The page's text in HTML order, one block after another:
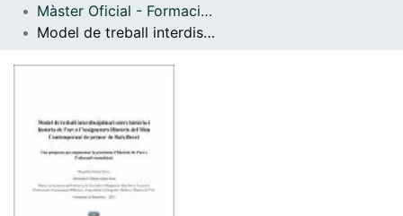
Com publicar
Màster Oficial - Formació del Professorat de Secundària Obligatòria i Batxillerat, Formació Professional i Ensenyament d'Idiomes
Model de treball interdisciplinari entre història i història de l’art a l’assignatura Història del Món Contemporani de primer de Batxillerat. Una proposta per augmentar la presència d’història de l’art a l’educació secundària